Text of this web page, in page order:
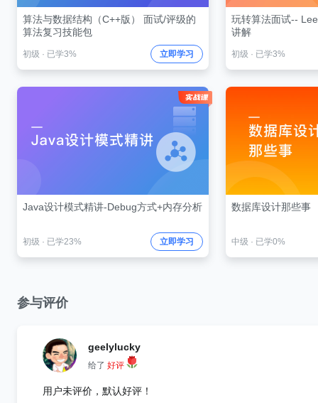
算法与数据结构（C++版） 面试/评级的
算法复习技能包
初级 · 已学3% 立即学习
玩转算法面试--
讲解
初级 · 已学3%
Java设计模式精讲-Debug方式+内存分析
初级 · 已学23% 立即学习
数据库设计那些事
中级 · 已学0%
参与评价
geelylucky
给了 好评
用户未评价，默认好评！